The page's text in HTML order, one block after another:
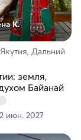
К.
Якутия, Дальний
земля,
Байанай
июн. 2027